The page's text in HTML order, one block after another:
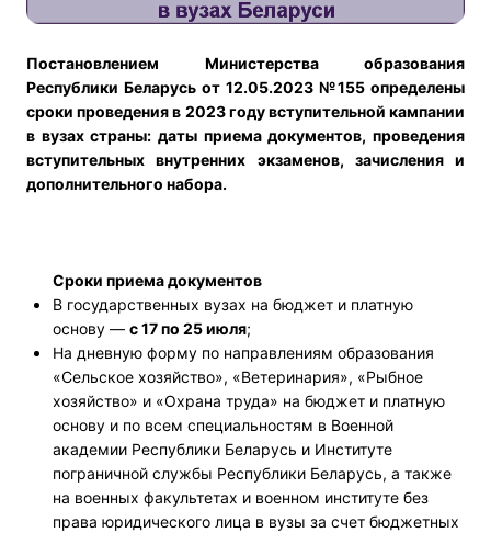
Постановлением Министерства образования
Республики Беларусь от 12.05.2023 №155 определены
сроки проведения в 2023 году вступительной кампании
в вузах страны: даты приема документов, проведения
вступительных внутренних экзаменов, зачисления и
дополнительного набора.
Сроки приема документов
В государственных вузах на бюджет и платную
основу — с 17 по 25 июля;
На дневную форму по направлениям образования
«Сельское хозяйство», «Ветеринария», «Рыбное
хозяйство» и «Охрана труда» на бюджет и платную
основу и по всем специальностям в Военной
академии Республики Беларусь и Институте
пограничной службы Республики Беларусь, а также
на военных факультетах и военном институте без
права юридического лица в вузы за счет бюджетных